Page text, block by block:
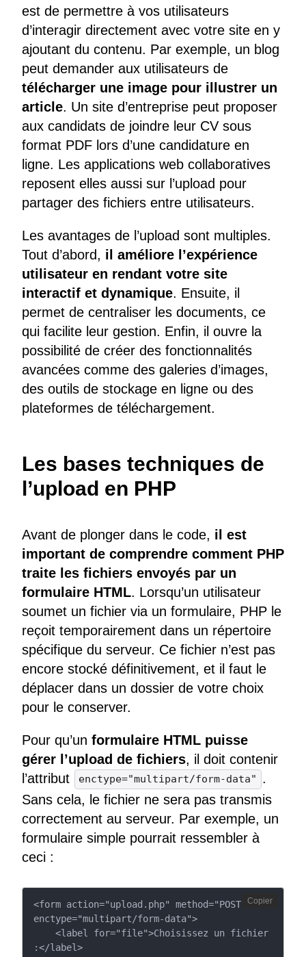
est de permettre à vos utilisateurs
d’interagir directement avec votre site en y
ajoutant du contenu. Par exemple, un blog
peut demander aux utilisateurs de
télécharger une image pour illustrer un
article. Un site d’entreprise peut proposer
aux candidats de joindre leur CV sous
format PDF lors d’une candidature en
ligne. Les applications web collaboratives
reposent elles aussi sur l’upload pour
partager des fichiers entre utilisateurs.
Les avantages de l’upload sont multiples.
Tout d’abord, il améliore l’expérience
utilisateur en rendant votre site
interactif et dynamique. Ensuite, il
permet de centraliser les documents, ce
qui facilite leur gestion. Enfin, il ouvre la
possibilité de créer des fonctionnalités
avancées comme des galeries d’images,
des outils de stockage en ligne ou des
plateformes de téléchargement.
Les bases techniques de
l’upload en PHP
Avant de plonger dans le code, il est
important de comprendre comment PHP
traite les fichiers envoyés par un
formulaire HTML. Lorsqu’un utilisateur
soumet un fichier via un formulaire, PHP le
reçoit temporairement dans un répertoire
spécifique du serveur. Ce fichier n’est pas
encore stocké définitivement, et il faut le
déplacer dans un dossier de votre choix
pour le conserver.
Pour qu’un formulaire HTML puisse
gérer l’upload de fichiers, il doit contenir
l’attribut
enctype="multipart/form-data"
.
Sans cela, le fichier ne sera pas transmis
correctement au serveur. Par exemple, un
formulaire simple pourrait ressembler à
ceci :
<form action="upload.php" method="POST"
enctype="multipart/form-data">
:</label>
Copier